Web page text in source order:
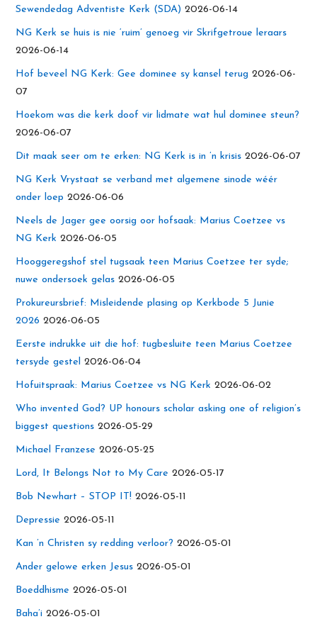
Sewendedag Adventiste Kerk (SDA) 2026-06-14
NG Kerk se huis is nie ‘ruim’ genoeg vir Skrifgetroue leraars
2026-06-14
Hof beveel NG Kerk: Gee dominee sy kansel terug 2026-06-
07
Hoekom was die kerk doof vir lidmate wat hul dominee steun?
2026-06-07
Dit maak seer om te erken: NG Kerk is in ’n krisis 2026-06-07
NG Kerk Vrystaat se verband met algemene sinode wéér
onder loep 2026-06-06
Neels de Jager gee oorsig oor hofsaak: Marius Coetzee vs
NG Kerk 2026-06-05
Hooggeregshof stel tugsaak teen Marius Coetzee ter syde;
nuwe ondersoek gelas 2026-06-05
Prokureursbrief: Misleidende plasing op Kerkbode 5 Junie
2026 2026-06-05
Eerste indrukke uit die hof: tugbesluite teen Marius Coetzee
tersyde gestel
2026-06-04
Hofuitspraak: Marius Coetzee vs NG Kerk 2026-06-02
Who invented God? UP honours scholar asking one of religion’s
biggest questions 2026-05-29
Michael Franzese 2026-05-25
Lord, It Belongs Not to My Care 2026-05-17
Bob Newhart – STOP IT! 2026-05-11
Depressie 2026-05-11
Kan ’n Christen sy redding verloor? 2026-05-01
Ander gelowe erken Jesus 2026-05-01
Boeddhisme 2026-05-01
Baha’i 2026-05-01